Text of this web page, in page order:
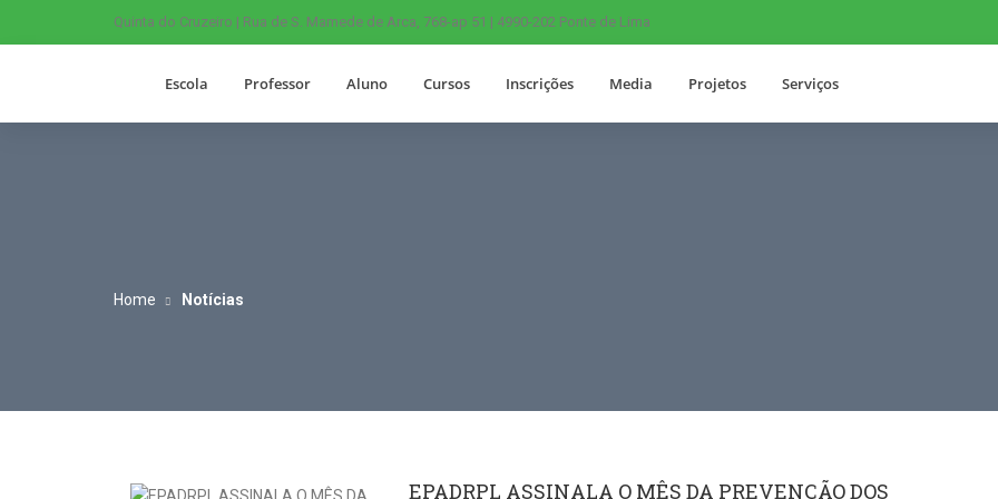
Quinta do Cruzeiro | Rua de S. Mamede de Arca, 768-ap 51 | 4990-202 Ponte de Lima
Escola Professor Aluno Cursos Inscrições Media Projetos Serviços
Home Notícias
EPADRPL ASSINALA O MÊS DA PREVENÇÃO DOS